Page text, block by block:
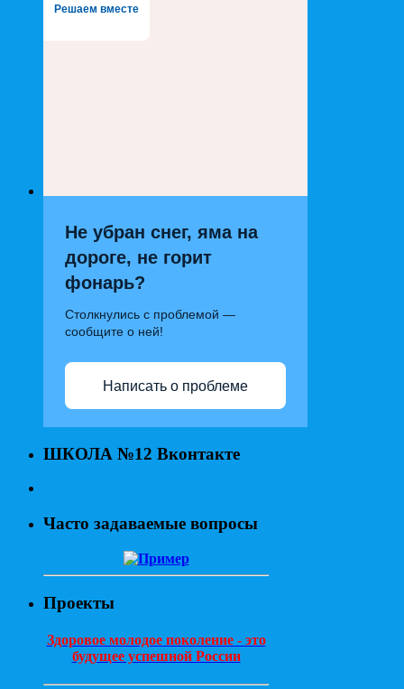
Решаем вместе
Не убран снег, яма на
дороге, не горит
фонарь?
Столкнулись с проблемой —
сообщите о ней!
Написать о проблеме
ШКОЛА №12 Вконтакте
Часто задаваемые вопросы
Проекты
Здоровое молодое поколение - это
будущее успешной России